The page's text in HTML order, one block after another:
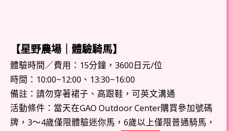
【星野農場｜體驗騎馬】
體驗時間／費用：15分鐘，3600日元/位
時間：10:00~12:00、13:30~16:00
備註：請勿穿著裙子、高跟鞋，可英文溝通
活動條件：當天在GAO Outdoor Center購買參加號碼
牌，3～4歲僅限體驗迷你馬，6歲以上僅限普通騎馬，